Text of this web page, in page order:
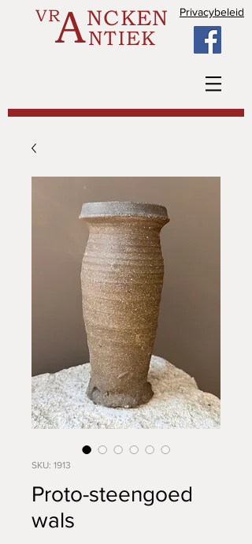
VRANTIEK
Privacybeleid
NCKEN
SKU: 1913
Proto-steengoed
wals